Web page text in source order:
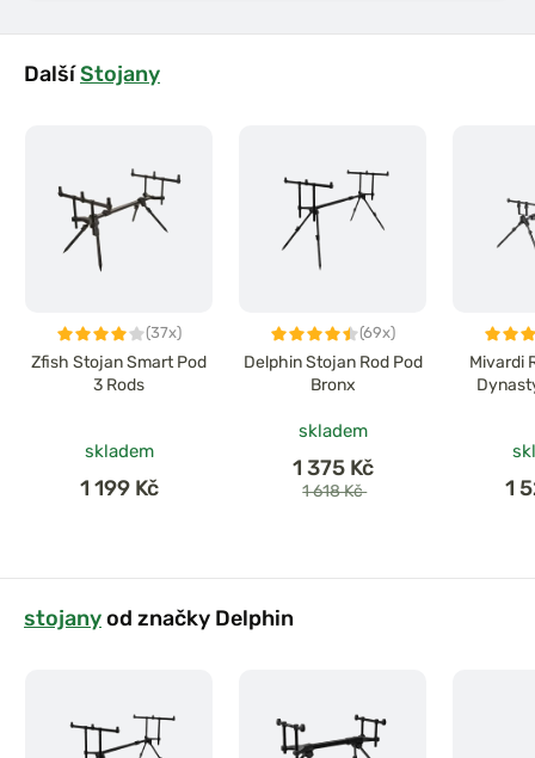
DalšíStojany
(37x)
Zfish Stojan Smart Pod
3 Rods
skladem
1 199 Kč
(69x)
Delphin Stojan Rod Pod
Bronx
skladem
1 375 Kč
1 618 Kč
Mivardi
1
stojanyod značky Delphin